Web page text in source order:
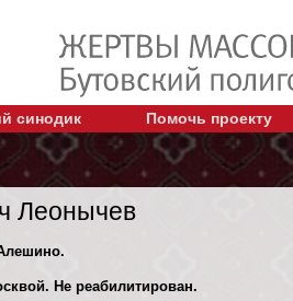
синодик Помочь проекту
Леонычев
Не реабилитирован.